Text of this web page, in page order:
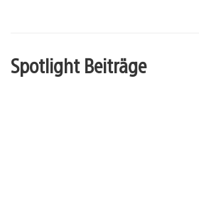
Spotlight Beiträge